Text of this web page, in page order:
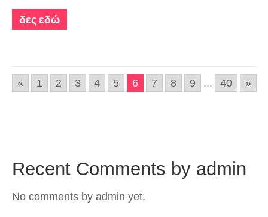
δες εδώ
« 1 2 3 4 5 6 7 8 9 ... 40 »
Recent Comments by admin
No comments by admin yet.